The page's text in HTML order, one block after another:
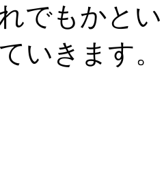
でもかと
いきます。